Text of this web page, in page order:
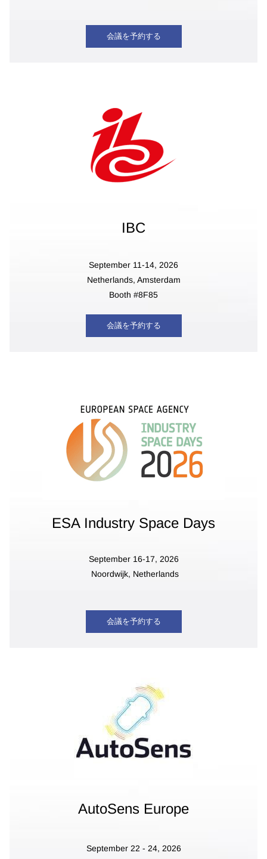
会議を予約する
IBC
September 11-14, 2026
Netherlands, Amsterdam
Booth #8F85
会議を予約する
ESA Industry Space Days
September 16-17, 2026
Noordwijk, Netherlands
会議を予約する
AutoSens Europe
September 22 - 24, 2026